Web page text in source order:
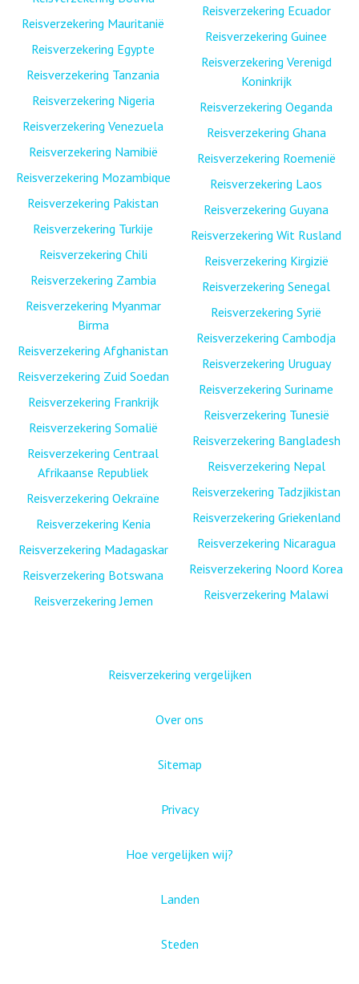
Reisverzekering Mauritanië
Reisverzekering Egypte
Reisverzekering Tanzania
Reisverzekering Nigeria
Reisverzekering Venezuela
Reisverzekering Namibië
Reisverzekering Mozambique
Reisverzekering Pakistan
Reisverzekering Turkije
Reisverzekering Chili
Reisverzekering Zambia
Reisverzekering Myanmar
Birma
Reisverzekering Afghanistan
Reisverzekering Zuid Soedan
Reisverzekering Frankrijk
Reisverzekering Somalië
Reisverzekering Centraal
Afrikaanse Republiek
Reisverzekering Oekraïne
Reisverzekering Kenia
Reisverzekering Madagaskar
Reisverzekering Botswana
Reisverzekering Jemen
Reisverzekering Ecuador
Reisverzekering Guinee
Reisverzekering Verenigd
Koninkrijk
Reisverzekering Oeganda
Reisverzekering Ghana
Reisverzekering Roemenië
Reisverzekering Laos
Reisverzekering Guyana
Reisverzekering Wit Rusland
Reisverzekering Kirgizië
Reisverzekering Senegal
Reisverzekering Syrië
Reisverzekering Cambodja
Reisverzekering Uruguay
Reisverzekering Suriname
Reisverzekering Tunesië
Reisverzekering Bangladesh
Reisverzekering Nepal
Reisverzekering Tadzjikistan
Reisverzekering Griekenland
Reisverzekering Nicaragua
Reisverzekering Noord Korea
Reisverzekering Malawi
Reisverzekering vergelijken
Over ons
Sitemap
Privacy
Hoe vergelijken wij?
Landen
Steden